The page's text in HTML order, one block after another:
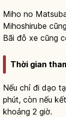
Miho no
Mihoshirube
Bãi đỗ xe cũng
Thời gian
Nếu chỉ đi dạo
phút, còn nếu
khoảng 2 giờ.